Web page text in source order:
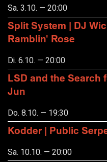
Sa. 3.10. — 20:00
Split System | DJ
Ramblin' Rose
Di. 6.10. — 20:00
LSD and the Search
Jun
Do. 8.10. — 19:30
Kodder | Public
Sa. 10.10. — 20:00